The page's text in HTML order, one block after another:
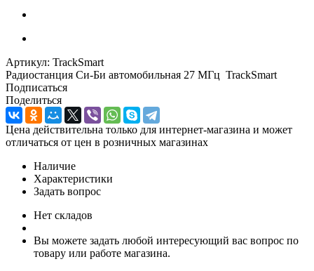
Артикул: TrackSmart
Радиостанция Си-Би автомобильная 27 МГц TrackSmart
Подписаться
Поделиться
Цена действительна только для интернет-магазина и может
отличаться от цен в розничных магазинах
Наличие
Характеристики
Задать вопрос
Нет складов
Вы можете задать любой интересующий вас вопрос по
товару или работе магазина.